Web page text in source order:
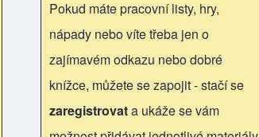
Pokud máte pracovní listy, hry,
nápady nebo víte třeba jen o
zajímavém odkazu nebo dobré
knížce, můžete se zapojit - stačí se
zaregistrovata ukáže se vám